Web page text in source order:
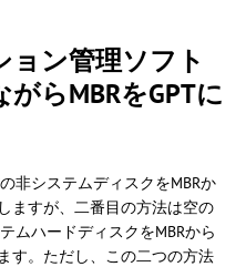
ョン管理ソフト
らMBRをGPTに
非システムディスクをMBRか
ますが、二番目の方法は空の
ムハードディスクをMBRから
す。ただし、この二つの方法